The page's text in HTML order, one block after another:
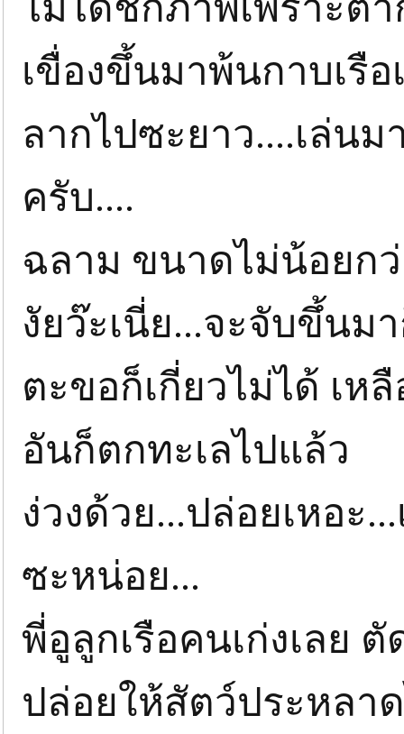
เขื่องขึ้นมาพ้นกาบเรื
ลากไปซะยาว....เล่นม
ครับ....
ฉลาม ขนาดไม่น้อยกว่
งัยว๊ะเนี่ย...จะจับขึ้นม
ตะขอก็เกี่ยวไม่ได้ เห
อันก็ตกทะเลไปแล้ว
ง่วงด้วย...ปล่อยเหอะ
ซะหน่อย...
พี่อูลูกเรือคนเก่งเลย
ปล่อยให้สัตว์ประหลา